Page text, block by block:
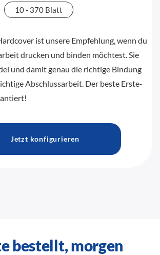
10 - 370 Blatt
ist unsere Empfehlung, wenn du
drucken und binden möchtest. Sie
und damit genau die richtige Bindung
Abschlussarbeit. Der beste Erste-
Jetzt konfigurieren
bestellt, morgen